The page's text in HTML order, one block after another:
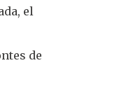
el
de